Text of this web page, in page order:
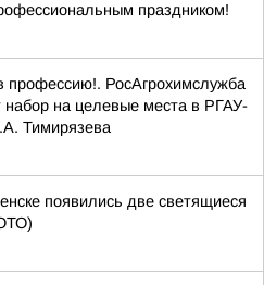
праздником!
профессию!. РосАгрохимслужба
набор на целевые места в РГАУ-
Тимирязева
появились две светящиеся